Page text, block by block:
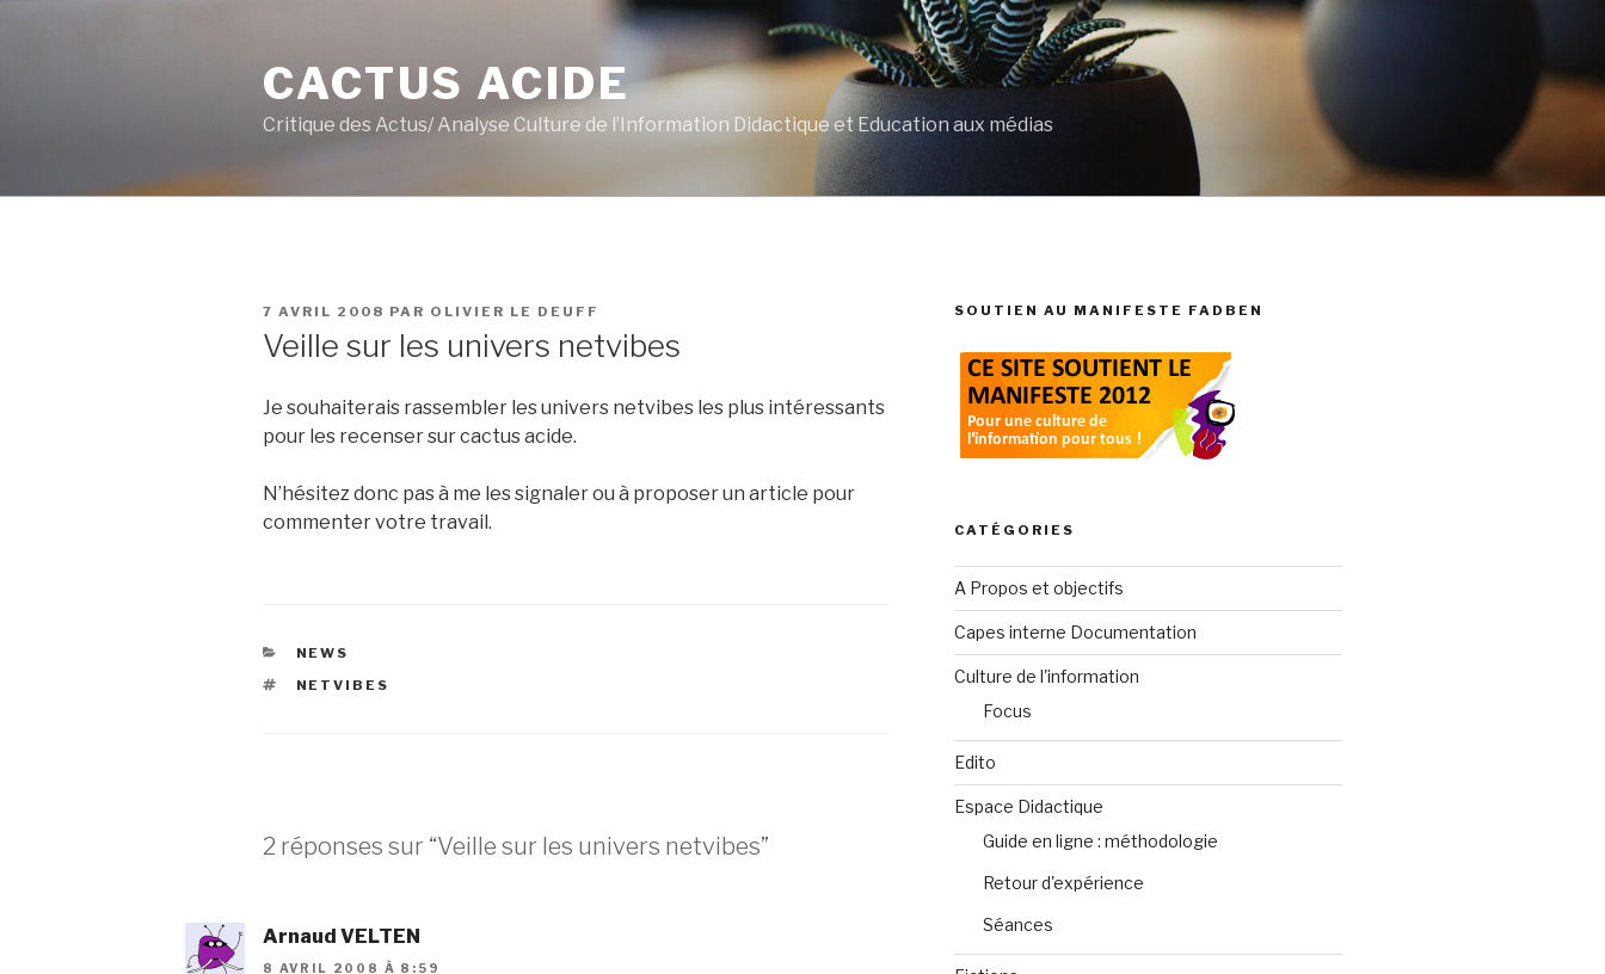
CACTUS ACIDE
Critique des Actus/ Analyse Culture de l’Information Didactique et Education aux médias
PUBLIÉ
7 AVRIL 2008 PAR OLIVIER LE DEUFF
Veille sur les univers netvibes
Je souhaiterais rassembler les univers netvibes les plus intéressants
pour les recenser sur cactus acide.
N’hésitez donc pas à me les signaler ou à proposer un article pour
commenter votre travail.
CATÉGORIES
NEWS
ÉTIQUETTES
NETVIBES
2 réponses sur “Veille sur les univers netvibes”
Arnaud VELTEN
8 AVRIL 2008 À 8:59
SOUTIEN AU MANIFESTE FADBEN
CATÉGORIES
A Propos et objectifs
Capes interne Documentation
Culture de l'information
Focus
Edito
Espace Didactique
Guide en ligne : méthodologie
Retour d'expérience
Séances